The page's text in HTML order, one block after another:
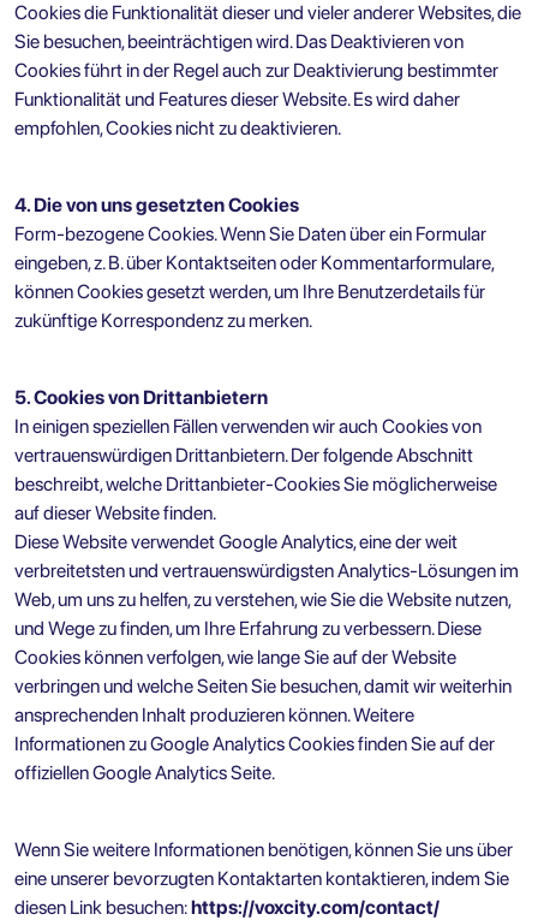
Cookies die Funktionalität dieser und vieler anderer Websites, die
Sie besuchen, beeinträchtigen wird. Das Deaktivieren von
Cookies führt in der Regel auch zur Deaktivierung bestimmter
Funktionalität und Features dieser Website. Es wird daher
empfohlen, Cookies nicht zu deaktivieren.
4. Die von uns gesetzten Cookies
Form-bezogene Cookies. Wenn Sie Daten über ein Formular
eingeben, z. B. über Kontaktseiten oder Kommentarformulare,
können Cookies gesetzt werden, um Ihre Benutzerdetails für
zukünftige Korrespondenz zu merken.
5. Cookies von Drittanbietern
In einigen speziellen Fällen verwenden wir auch Cookies von
vertrauenswürdigen Drittanbietern. Der folgende Abschnitt
beschreibt, welche Drittanbieter-Cookies Sie möglicherweise
auf dieser Website finden.
Diese Website verwendet Google Analytics, eine der weit
verbreitetsten und vertrauenswürdigsten Analytics-Lösungen im
Web, um uns zu helfen, zu verstehen, wie Sie die Website nutzen,
und Wege zu finden, um Ihre Erfahrung zu verbessern. Diese
Cookies können verfolgen, wie lange Sie auf der Website
verbringen und welche Seiten Sie besuchen, damit wir weiterhin
ansprechenden Inhalt produzieren können. Weitere
Informationen zu Google Analytics Cookies finden Sie auf der
offiziellen Google Analytics Seite.
Wenn Sie weitere Informationen benötigen, können Sie uns über
eine unserer bevorzugten Kontaktarten kontaktieren, indem Sie
diesen Link besuchen:https://voxcity.com/contact/